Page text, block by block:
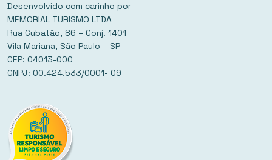
Desenvolvido com carinho por
MEMORIAL TURISMO LTDA
Rua Cubatão, 86 – Conj. 1401
Vila Mariana, São Paulo – SP
CEP: 04013-000
CNPJ: 00.424.533/0001- 09